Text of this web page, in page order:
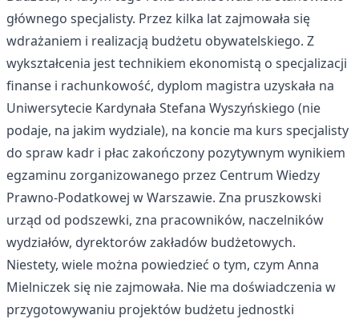
głównego specjalisty. Przez kilka lat zajmowała się
wdrażaniem i realizacją budżetu obywatelskiego. Z
wykształcenia jest technikiem ekonomistą o specjalizacji
finanse i rachunkowość, dyplom magistra uzyskała na
Uniwersytecie Kardynała Stefana Wyszyńskiego (nie
podaje, na jakim wydziale), na koncie ma kurs specjalisty
do spraw kadr i płac zakończony pozytywnym wynikiem
egzaminu zorganizowanego przez Centrum Wiedzy
Prawno-Podatkowej w Warszawie. Zna pruszkowski
urząd od podszewki, zna pracowników, naczelników
wydziałów, dyrektorów zakładów budżetowych.
Niestety, wiele można powiedzieć o tym, czym Anna
Mielniczek się nie zajmowała. Nie ma doświadczenia w
przygotowywaniu projektów budżetu jednostki